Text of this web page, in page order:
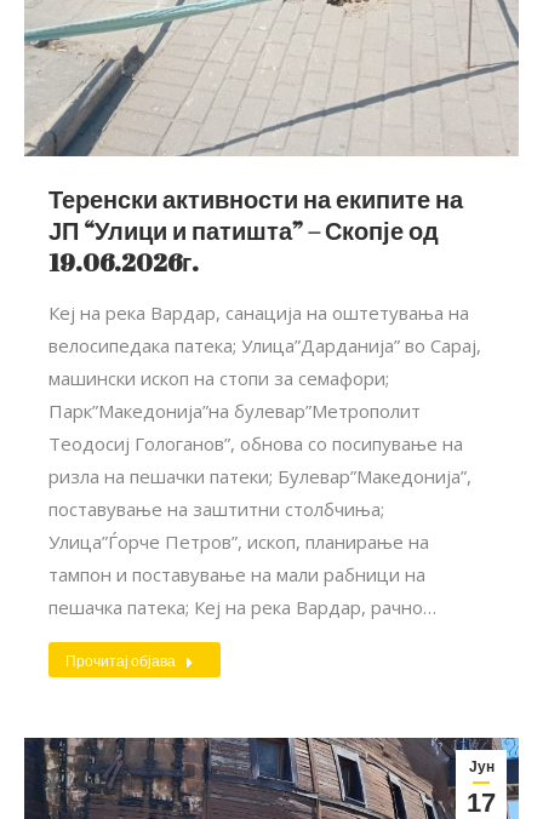
Теренски активности на екипите на
ЈП “Улици и патишта” – Скопје од
19.06.2026г.
Кеј на река Вардар, санација на оштетувања на
велосипедака патека; Улица”Дарданија” во Сарај,
машински ископ на стопи за семафори;
Парк”Македонија”на булевар”Метрополит
Теодосиј Гологанов”, обнова со посипување на
ризла на пешачки патеки; Булевар”Македонија”,
поставување на заштитни столбчиња;
Улица”Ѓорче Петров”, ископ, планирање на
тампон и поставување на мали рабници на
пешачка патека; Кеј на река Вардар, рачно…
Прочитај објава
Јун
17